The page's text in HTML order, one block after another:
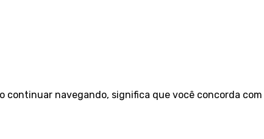
continuar navegando, significa que você concorda com